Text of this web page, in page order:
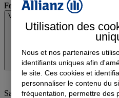
Fermé
Voir les horaires
Samedi: Fermé
Utilisation des
Nous et nos partenaires
identifiants uniques afin
le site. Ces cookies et
personnaliser le contenu du
fréquentation, permettre des